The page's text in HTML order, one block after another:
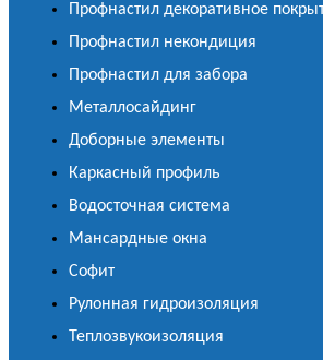
Профнастил декоративное
Профнастил некондиция
Профнастил для забора
Металлосайдинг
Доборные элементы
Каркасный профиль
Водосточная система
Мансардные окна
Софит
Рулонная гидроизоляция
Теплозвукоизоляция